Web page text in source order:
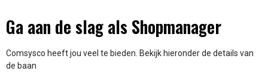
Ga aan de slag als Shopmanager
Comsysco heeft jou veel te bieden. Bekijk hieronder de details van
de baan